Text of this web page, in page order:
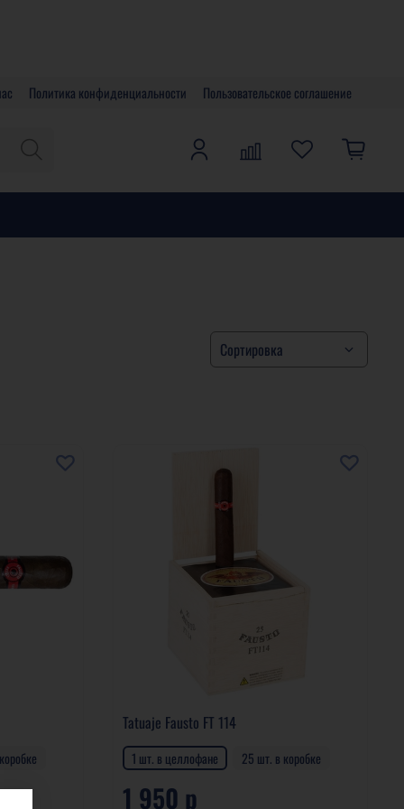
Политика конфиденциальности Пользовательское соглашение
Tatuaje Fausto FT 114
1 шт. в целлофане 25 шт. в коробке
1 950 р